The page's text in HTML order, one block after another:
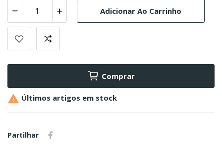
Adicionar Ao Carrinho
Comprar
 Últimos artigos em stock
Partilhar